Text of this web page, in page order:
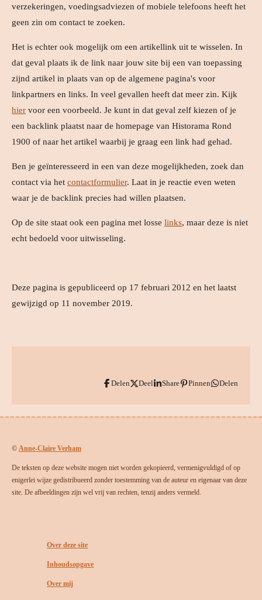
verzekeringen, voedingsadviezen of mobiele telefoons heeft het
geen zin om contact te zoeken.
Het is echter ook mogelijk om een artikellink uit te wisselen. In
dat geval plaats ik de link naar jouw site bij een van toepassing
zijnd artikel in plaats van op de algemene pagina's voor
linkpartners en links. In veel gevallen heeft dat meer zin. Kijk
hier voor een voorbeeld. Je kunt in dat geval zelf kiezen of je
een backlink plaatst naar de homepage van Historama Rond
1900 of naar het artikel waarbij je graag een link had gehad.
Ben je geïnteresseerd in een van deze mogelijkheden, zoek dan
contact via het contactformulier. Laat in je reactie even weten
waar je de backlink precies had willen plaatsen.
Op de site staat ook een pagina met losse links, maar deze is niet
echt bedoeld voor uitwisseling.
Deze pagina is gepubliceerd op 17 februari 2012 en het laatst
gewijzigd op 11 november 2019.
Delen Deel Share Pinnen Delen
© Anne-Claire Verham
De teksten op deze website mogen niet worden gekopieerd, vermenigvuldigd of op
enigerlei wijze gedistribueerd zonder toestemming van de auteur en eigenaar van deze
site. De afbeeldingen zijn wel vrij van rechten, tenzij anders vermeld.
Over deze site
Inhoudsopgave
Over mij